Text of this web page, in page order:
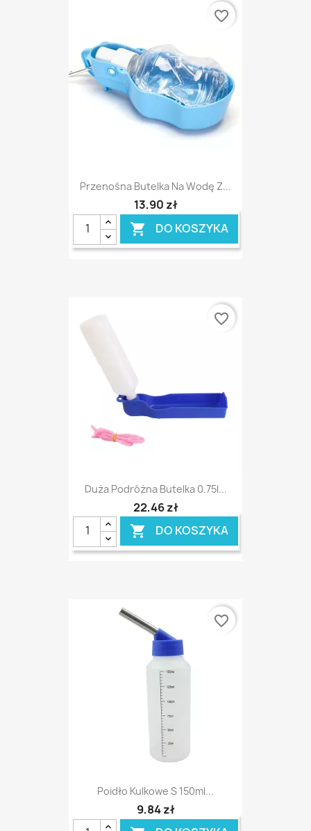
Przenośna Butelka Na Wodę Z...
13,90 zł
 DO KOSZYKA
favorite_border
Duża Podróżna Butelka 0.75l...
22,46 zł
 DO KOSZYKA
favorite_border
Poidło Kulkowe S 150ml...
9,84 zł
favorite_border